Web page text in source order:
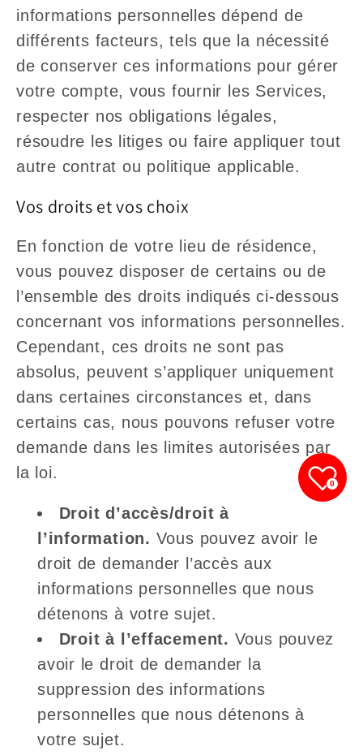
informations personnelles dépend de
différents facteurs, tels que la nécessité
de conserver ces informations pour gérer
votre compte, vous fournir les Services,
respecter nos obligations légales,
résoudre les litiges ou faire appliquer tout
autre contrat ou politique applicable.
Vos droits et vos choix
En fonction de votre lieu de résidence,
vous pouvez disposer de certains ou de
l’ensemble des droits indiqués ci-dessous
concernant vos informations personnelles.
Cependant, ces droits ne sont pas
absolus, peuvent s’appliquer uniquement
dans certaines circonstances et, dans
certains cas, nous pouvons refuser votre
demande dans les limites autorisées par
la loi.
Droit d’accès/droit à
l’information. Vous pouvez avoir le
droit de demander l’accès aux
informations personnelles que nous
détenons à votre sujet.
Droit à l’effacement. Vous pouvez
avoir le droit de demander la
suppression des informations
personnelles que nous détenons à
votre sujet.
0